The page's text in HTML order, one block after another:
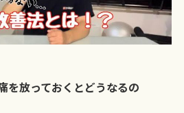
を放っておくとどうなるの